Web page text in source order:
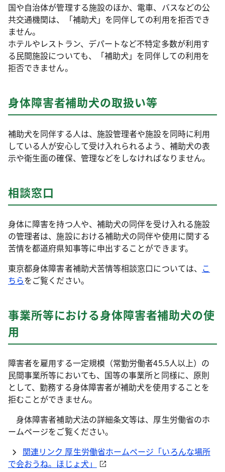
国や自治体が管理する施設のほか、電車、バスなどの公
共交通機関は、「補助犬」を同伴しての利用を拒否でき
ません。
ホテルやレストラン、デパートなど不特定多数が利用す
る民間施設についても、「補助犬」を同伴しての利用を
拒否できません。
身体障害者補助犬の取扱い等
補助犬を同伴する人は、施設管理者や施設を同時に利用
している人が安心して受け入れられるよう、補助犬の表
示や衛生面の確保、管理などをしなければなりません。
相談窓口
身体に障害を持つ人や、補助犬の同伴を受け入れる施設
の管理者は、施設における補助犬の同伴や使用に関する
苦情を都道府県知事等に申出することができます。
東京都身体障害者補助犬苦情等相談窓口については、 こ
ちらをご覧ください。
事業所等における身体障害者補助犬の使
用
障害者を雇用する一定規模（常勤労働者45.5人以上）の
民間事業所等においても、国等の事業所と同様に、原則
として、勤務する身体障害者が補助犬を使用することを
拒むことができません。
身体障害者補助犬法の詳細条文等は、厚生労働省のホ
ームページをご覧ください。
関連リンク 厚生労働省ホームページ「いろんな場所
で会おうね。ほじょ犬」